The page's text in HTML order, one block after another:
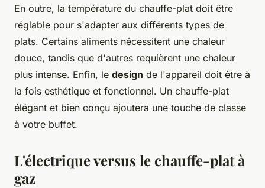
En outre, la température du chauffe-plat doit être
réglable pour s'adapter aux différents types de
plats. Certains aliments nécessitent une chaleur
douce, tandis que d'autres requièrent une chaleur
plus intense. Enfin, le design de l'appareil doit être à
la fois esthétique et fonctionnel. Un chauffe-plat
élégant et bien conçu ajoutera une touche de classe
à votre buffet.
L'électrique versus le chauffe-plat à
gaz